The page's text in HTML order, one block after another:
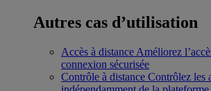
Autres cas d’utilisation
Accès à distance Améliorez
connexion sécurisée
Contrôle à distance Contrôlez les